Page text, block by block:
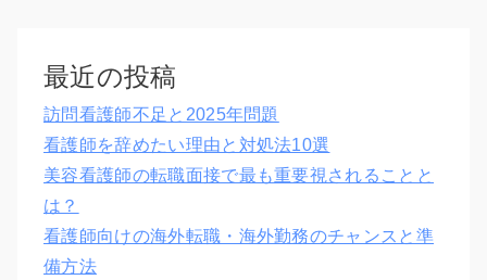
最近の投稿
訪問看護師不足と2025年問題
看護師を辞めたい理由と対処法10選
美容看護師の転職面接で最も重要視されることと
は？
看護師向けの海外転職・海外勤務のチャンスと準
備方法